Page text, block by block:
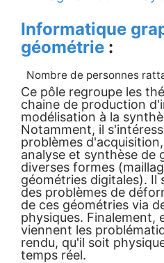
Informatique
géométrie :
Nombre de personnes
Ce pôle regroupe les
chaine de production
modélisation à la
Notamment, il
problèmes
analyse et synthèse de
diverses formes
géométries digitales). Il
des problèmes de
de ces géométries via
physiques. Finalement,
viennent les
rendu, qu'il soit
temps réel.